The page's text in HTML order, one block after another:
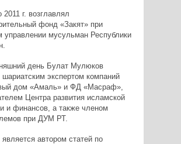
г. возглавлял
фонд «Закят» при
управлении мусульман Республики
день Булат Мулюков
шариатским экспертом компаний
дом «Амаль» и ФД «Масраф»,
Центра развития исламской
и финансов, а также членом
при ДУМ РТ.
автором статей по